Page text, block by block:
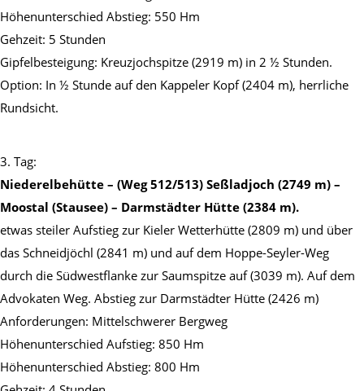
Höhenunterschied Abstieg: 550 Hm
Gehzeit: 5 Stunden
Gipfelbesteigung: Kreuzjochspitze (2919 m) in 2 ½ Stunden.
Option: In ½ Stunde auf den Kappeler Kopf (2404 m), herrliche
Rundsicht.
3. Tag:
Niederelbehütte – (Weg 512/513) Seßladjoch (2749 m) –
Moostal (Stausee) – Darmstädter Hütte (2384 m).
etwas steiler Aufstieg zur Kieler Wetterhütte (2809 m) und über
das Schneidjöchl (2841 m) und auf dem Hoppe-Seyler-Weg
durch die Südwestflanke zur Saumspitze auf (3039 m). Auf dem
Advokaten Weg. Abstieg zur Darmstädter Hütte (2426 m)
Anforderungen: Mittelschwerer Bergweg
Höhenunterschied Aufstieg: 850 Hm
Höhenunterschied Abstieg: 800 Hm